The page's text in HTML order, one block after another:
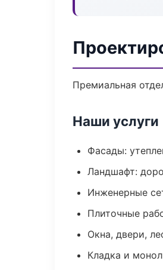
Премиальная
Наши услуги
Фасады:
Ландшафт:
Инженерные
Плиточные
Окна, двери,
Кладка и